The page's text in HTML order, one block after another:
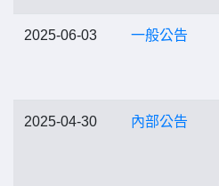
2025-06-03 一般公告
2025-04-30 內部公告